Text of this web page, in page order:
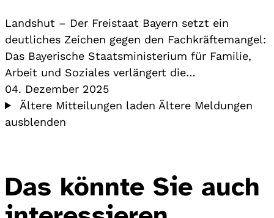
Landshut – Der Freistaat Bayern setzt ein
deutliches Zeichen gegen den Fachkräftemangel:
Das Bayerische Staatsministerium für Familie,
Arbeit und Soziales verlängert die…
04. Dezember 2025
Ältere Mitteilungen laden Ältere Meldungen
ausblenden
Das könnte Sie auch